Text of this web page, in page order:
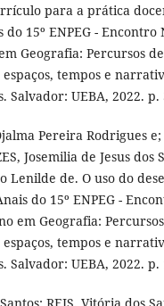
para a prática
15º ENPEG - Encontro
Geografia: Percursos
tempos e
Salvador: UEBA, 2022. p.
Pereira Rodrigues e;
Josemilia de Jesus dos
Lenilde de. O uso do
do 15º ENPEG -
em Geografia:
tempos e
Salvador: UEBA, 2022. p.